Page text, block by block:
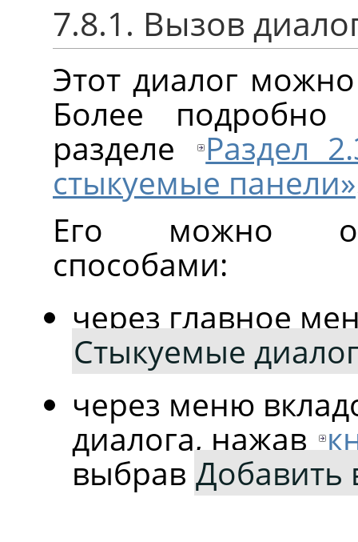
7.8.1. Вызов
Этот диалог
Более
разделе
Раздел
стыкуемые панели»
Его можно
способами:
через главное
Стыкуемые
через меню
диалога, нажав
выбрав Добавить